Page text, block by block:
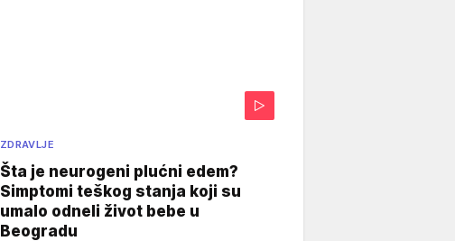
ZDRAVLJE
Šta je neurogeni plućni edem?
Simptomi teškog stanja koji su
umalo odneli život bebe u
Beogradu